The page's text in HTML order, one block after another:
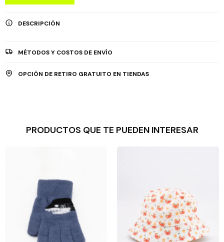
DESCRIPCIÓN
MÉTODOS Y COSTOS DE ENVÍO
OPCIÓN DE RETIRO GRATUITO EN TIENDAS
PRODUCTOS QUE TE PUEDEN INTERESAR